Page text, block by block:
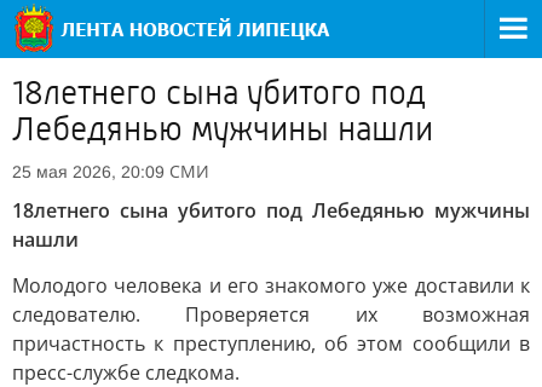
18летнего сына убитого под
Лебедянью мужчины нашли
25 мая 2026, 20:09 СМИ
18летнего сына убитого под Лебедянью мужчины
нашли
Молодого человека и его знакомого уже доставили к
следователю. Проверяется их возможная
причастность к преступлению, об этом сообщили в
пресс-службе следкома.